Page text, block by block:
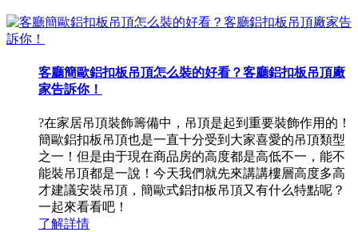
客廳簡歐鋁扣板吊頂怎么裝的好看？客廳鋁扣板吊頂廠
家告訴你！
?在家居吊頂裝飾籌備中，吊頂是起到重要裝飾作用的！
簡歐鋁扣板吊頂也是一直十分受到大家喜愛的吊頂類型
之一！但是由于現在商品房的高度都是高低不一，能不
能裝吊頂都是一說！今天我們就先來講講樓層高度多高
才建議安裝吊頂，簡歐式鋁扣板吊頂又有什么特點呢？
一起來看看吧！
了解詳情